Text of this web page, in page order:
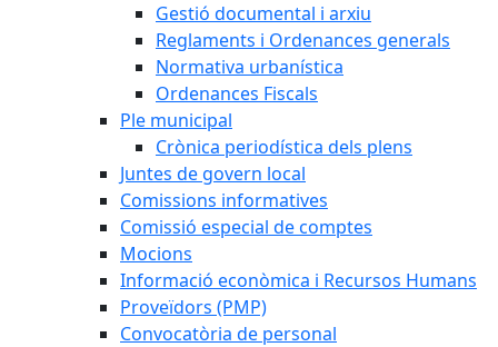
Gestió documental i arxiu
Reglaments i Ordenances generals
Normativa urbanística
Ordenances Fiscals
Ple municipal
Crònica periodística dels plens
Juntes de govern local
Comissions informatives
Comissió especial de comptes
Mocions
Informació econòmica i Recursos Humans
Proveïdors (PMP)
Convocatòria de personal